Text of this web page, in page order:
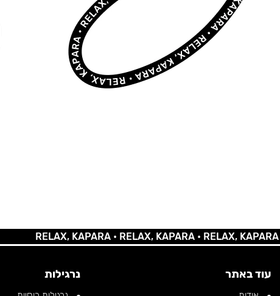
RELAX, KAPARA •RELAX, KAPARA •RELAX, KAPARA •
עוד באתר נרגילות